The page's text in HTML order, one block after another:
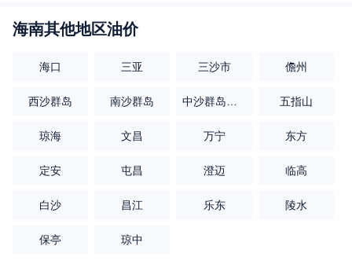
海南其他地区油价
海口 三亚 三沙市 儋州
西沙群岛 南沙群岛 五指山
琼海 文昌 万宁 东方
定安 屯昌 澄迈 临高
白沙 昌江 乐东 陵水
保亭 琼中